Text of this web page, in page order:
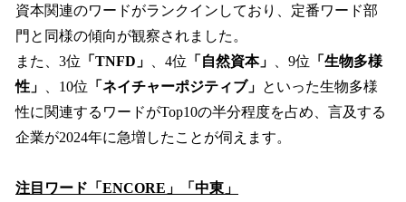
資本関連のワードがランクインしており、定番ワード部
門と同様の傾向が観察されました。
また、3位 「TNFD」 、4位 「自然資本」 、9位 「生物多様
性」
、10位 「ネイチャーポジティブ」 といった生物多様
性に関連するワードがTop10の半分程度を占め、言及する
企業が2024年に急増したことが伺えます。
注目ワード「ENCORE」「中東」